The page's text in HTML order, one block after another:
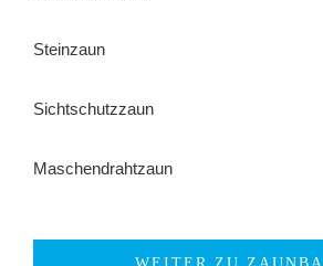
Steinzaun
Sichtschutzzaun
Maschendrahtzaun